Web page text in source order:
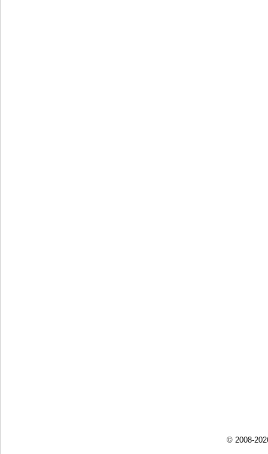
© 2008-